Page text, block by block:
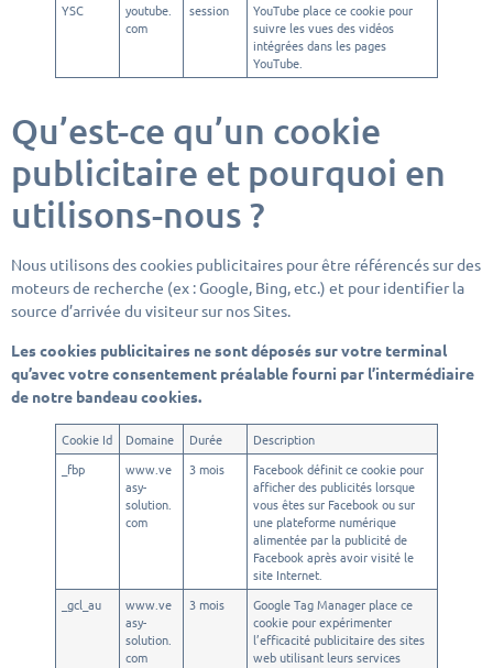
YSC
youtube.
com
session
YouTube place ce cookie pour
suivre les vues des vidéos
intégrées dans les pages
YouTube.
Qu’est-ce qu’un cookie
publicitaire et pourquoi en
utilisons-nous ?
Nous utilisons des cookies publicitaires pour être référencés sur des
moteurs de recherche (ex : Google, Bing, etc.) et pour identifier la
source d’arrivée du visiteur sur nos Sites.
Les cookies publicitaires ne sont déposés sur votre terminal
qu’avec votre consentement préalable fourni par l’intermédiaire
de notre bandeau cookies.
Cookie Id Domaine Durée
Description
_fbp
www.ve
asy-
solution.
com
3 mois
Facebook définit ce cookie pour
afficher des publicités lorsque
vous êtes sur Facebook ou sur
une plateforme numérique
alimentée par la publicité de
Facebook après avoir visité le
site Internet.
_gcl_au
www.ve
asy-
solution.
com
3 mois
Google Tag Manager place ce
cookie pour expérimenter
l’efficacité publicitaire des sites
web utilisant leurs services